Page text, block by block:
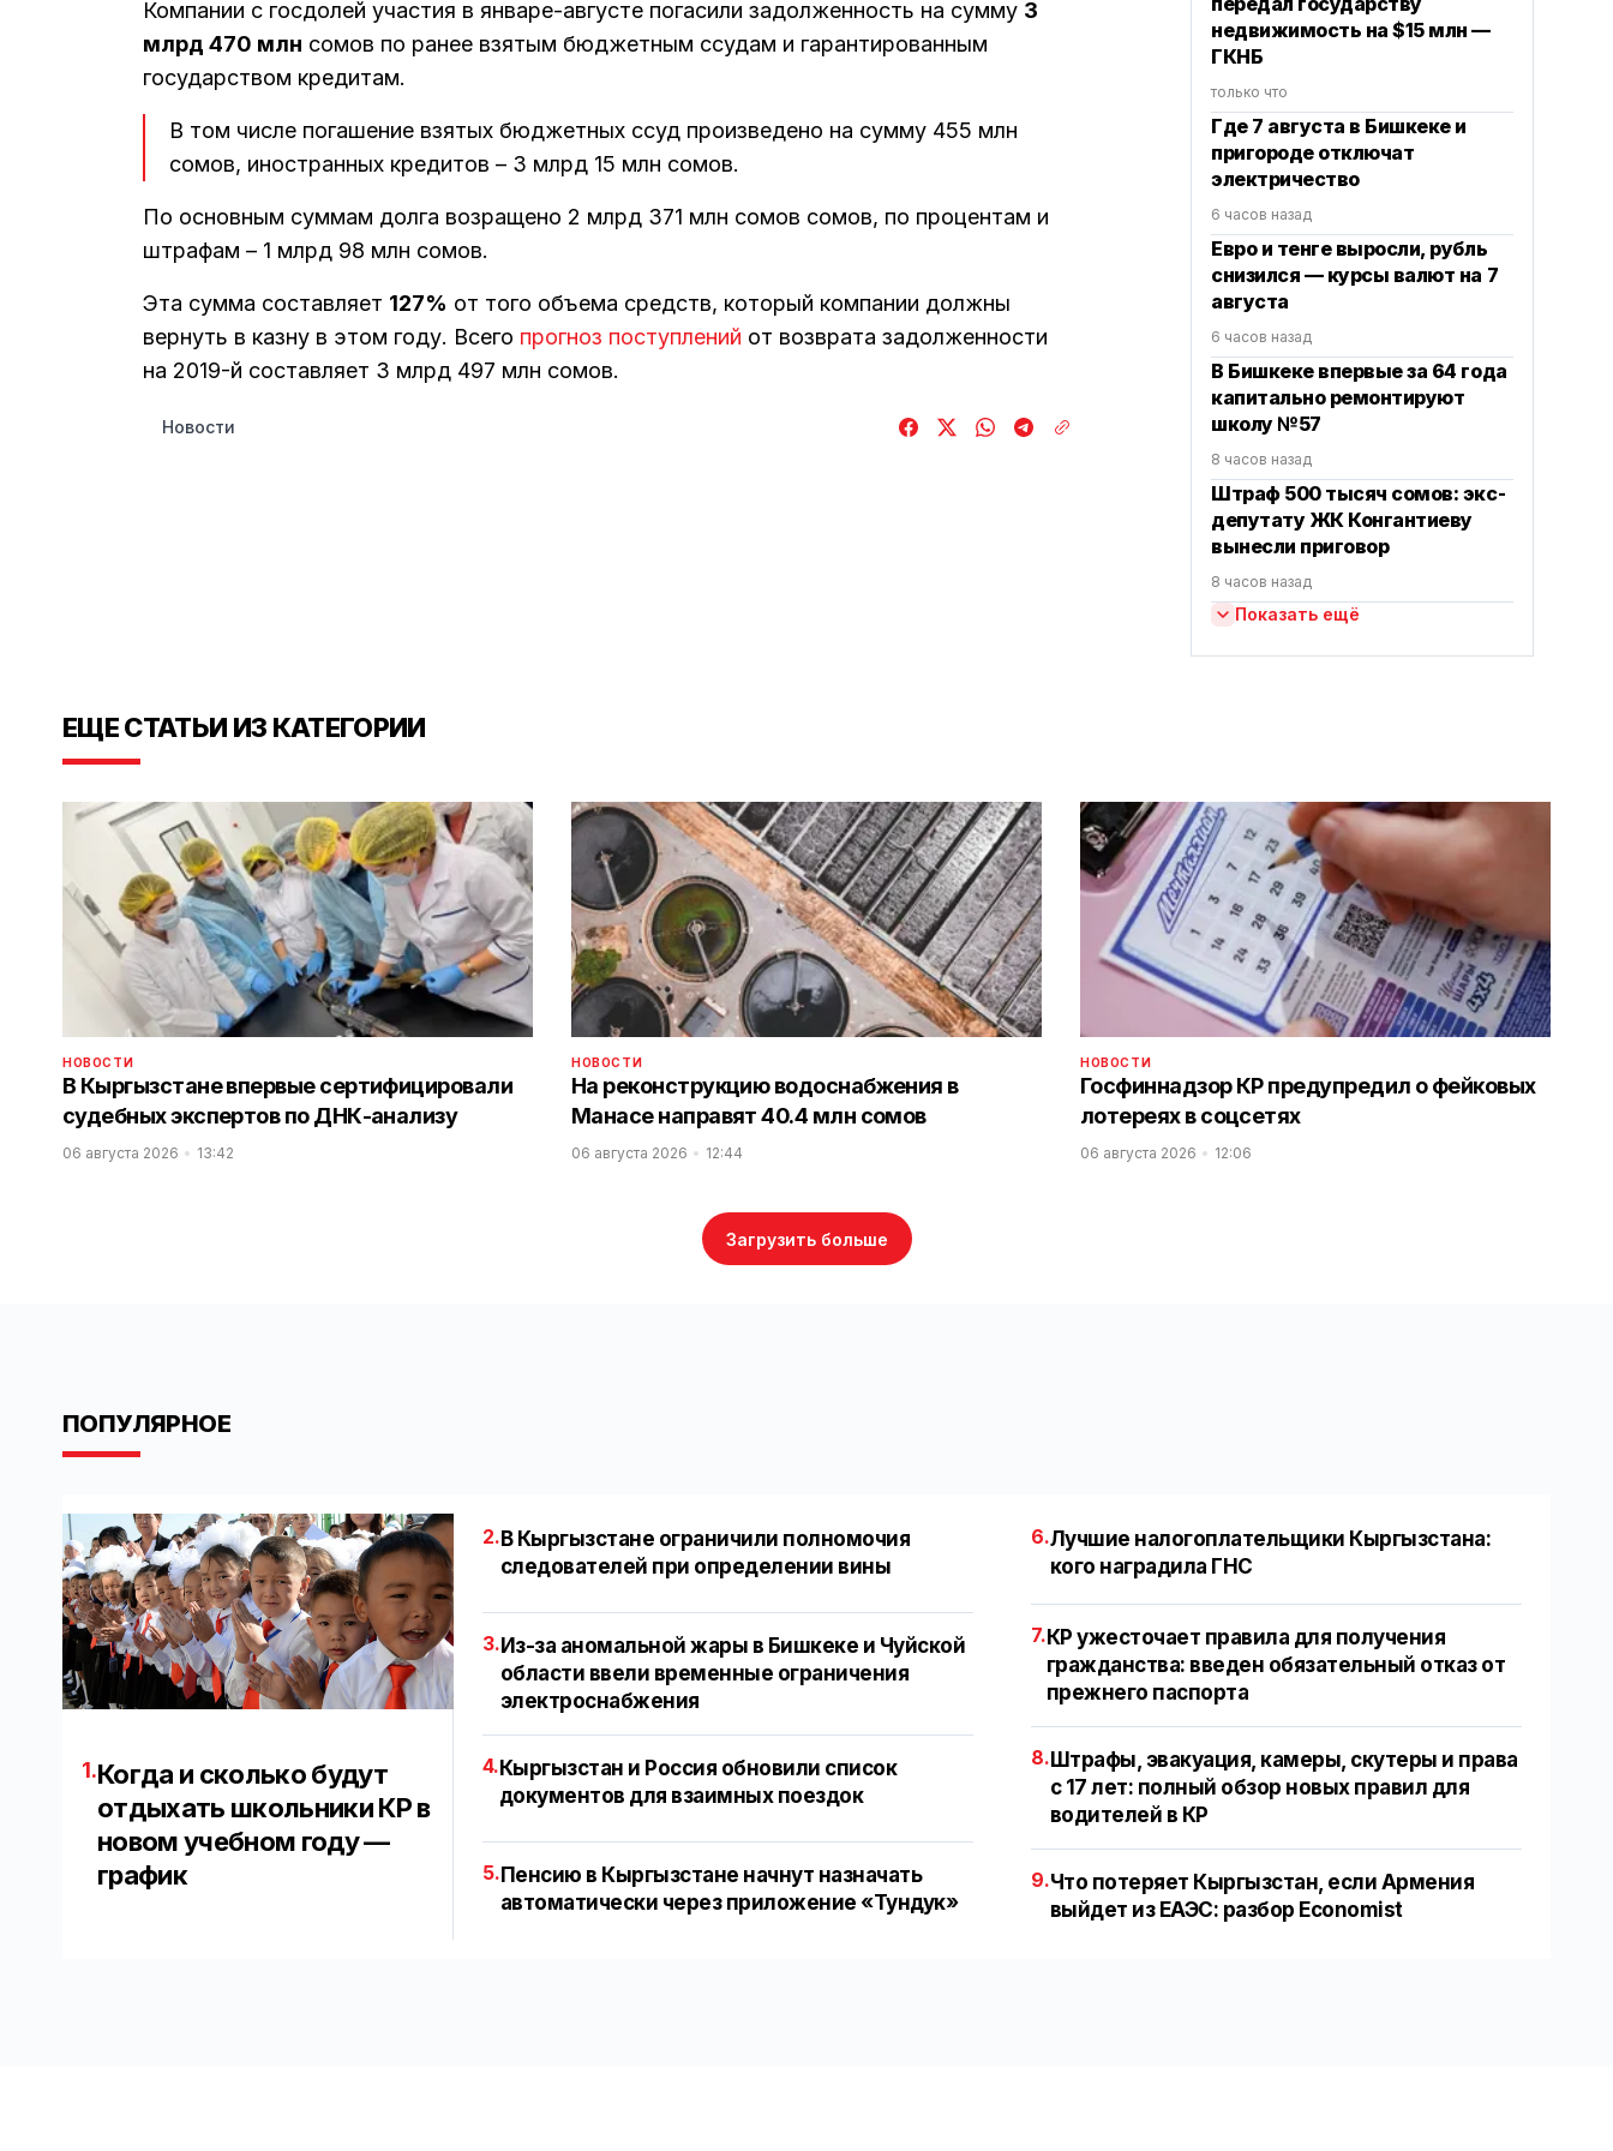
Компании с госдолей участия в январе-августе погасили задолженность на сумму 3
млрд 470 млн сомов по ранее взятым бюджетным ссудам и гарантированным
государством кредитам.
В том числе погашение взятых бюджетных ссуд произведено на сумму 455 млн
сомов, иностранных кредитов – 3 млрд 15 млн сомов.
По основным суммам долга возращено 2 млрд 371 млн сомов сомов, по процентам и
штрафам – 1 млрд 98 млн сомов.
Эта сумма составляет 127% от того объема средств, который компании должны
вернуть в казну в этом году. Всего прогноз поступлений от возврата задолженности
на 2019-й составляет 3 млрд 497 млн сомов.
Новости
недвижимость на $15 млн —
ГКНБ
только что
Где 7 августа в Бишкеке и
пригороде отключат
электричество
6 часов назад
Евро и тенге выросли, рубль
снизился — курсы валют на 7
августа
6 часов назад
В Бишкеке впервые за 64 года
капитально ремонтируют
школу №57
8 часов назад
Штраф 500 тысяч сомов: экс-
депутату ЖК Конгантиеву
вынесли приговор
8 часов назад
Показать ещё
ЕЩЕ СТАТЬИ ИЗ КАТЕГОРИИ
НОВОСТИ
В Кыргызстане впервые сертифицировали
судебных экспертов по ДНК-анализу
06 августа 2026 13:42
НОВОСТИ
На реконструкцию водоснабжения в
Манасе направят 40.4 млн сомов
06 августа 2026 12:44
НОВОСТИ
Госфиннадзор КР предупредил о фейковых
лотереях в соцсетях
06 августа 2026 12:06
Загрузить больше
ПОПУЛЯРНОЕ
1.Когда и сколько будут
отдыхать школьники КР в
новом учебном году —
график
2. В Кыргызстане ограничили полномочия
следователей при определении вины
3.Из-за аномальной жары в Бишкеке и Чуйской
области ввели временные ограничения
электроснабжения
4.Кыргызстан и Россия обновили список
документов для взаимных поездок
5.Пенсию в Кыргызстане начнут назначать
автоматически через приложение «Тундук»
6.Лучшие налогоплательщики Кыргызстана:
кого наградила ГНС
7. КР ужесточает правила для получения
гражданства: введен обязательный отказ от
прежнего паспорта
8. Штрафы, эвакуация, камеры, скутеры и права
с 17 лет: полный обзор новых правил для
водителей в КР
9.Что потеряет Кыргызстан, если Армения
выйдет из ЕАЭС: разбор Economist